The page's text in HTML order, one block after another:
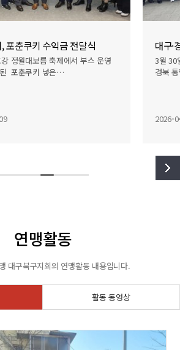
포춘쿠키 수익금 전달식
정월대보름 축제에서 부스 운영
포춘쿠키 넣은…
3월 30
경북
2026-
연맹활동
대구북구지회의 연맹활동 내용입니다.
활동 동영상